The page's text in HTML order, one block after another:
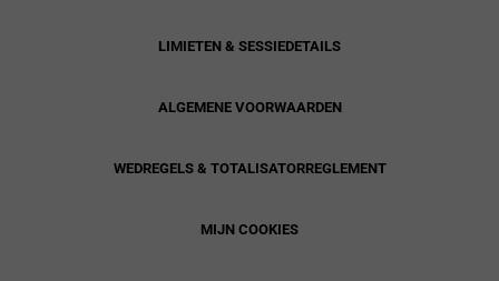
LIMIETEN & SESSIEDETAILS
ALGEMENE VOORWAARDEN
WEDREGELS & TOTALISATORREGLEMENT
MIJN COOKIES